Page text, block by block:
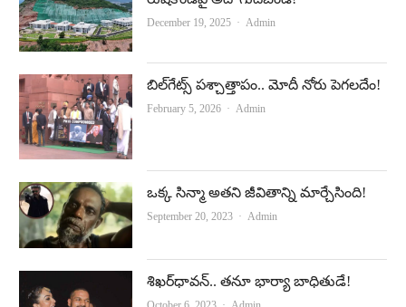
December 19, 2025 Author
Admin
బిల్‌గేట్స్‌ పశ్చాత్తాపం.. మోదీ నోరు పెగలదేం!
February 5, 2026 Author
Admin
ఒక్క సిన్మా అతని జీవితాన్ని మార్చేసింది!
September 20, 2023 Author
Admin
శిఖర్‌ధావన్‌.. తనూ భార్యా బాధితుడే!